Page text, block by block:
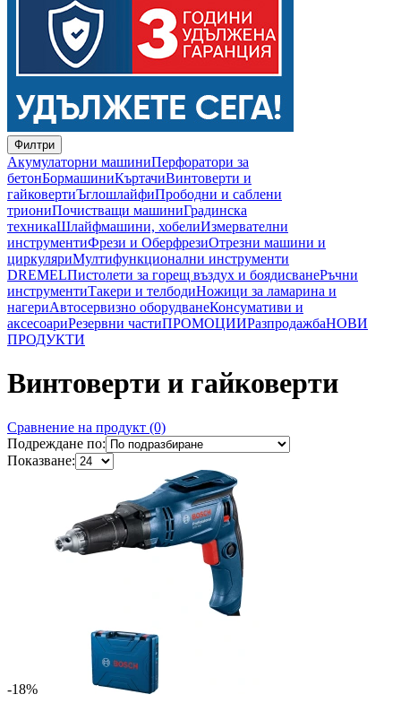
Филтри
Акумулаторни машиниПерфоратори за
бетонБормашиниКъртачиВинтоверти и
гайковертиЪглошлайфиПрободни и саблени
триониПочистващи машиниГрадинска
техникаШлайфмашини, хобелиИзмервателни
инструментиФрези и ОберфрезиОтрезни машини и
циркуляриМултифункционални инструменти
DREMELПистолети за горещ въздух и боядисванеРъчни
инструментиТакери и телбодиНожици за ламарина и
нагериАвтосервизно оборудванеКонсумативи и
аксесоариРезервни частиПРОМОЦИИРазпродажбаНОВИ
ПРОДУКТИ
Винтоверти и гайковерти
Сравнение на продукт (0)
Подреждане по:
Показване:
-18%